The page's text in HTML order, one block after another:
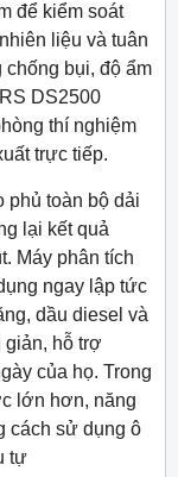
để kiểm soát
liệu và tuân
chống bụi, độ ẩm
DS2500
thí nghiệm
trực tiếp.
phủ toàn bộ dải
lại kết quả
Máy phân tích
ngay lập tức
dầu diesel và
hỗ trợ
của họ. Trong
lớn hơn, năng
cách sử dụng ô
tự